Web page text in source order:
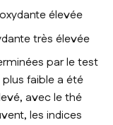
élevée
très élevée
par le test
plus faible a été
avec le thé
les indices